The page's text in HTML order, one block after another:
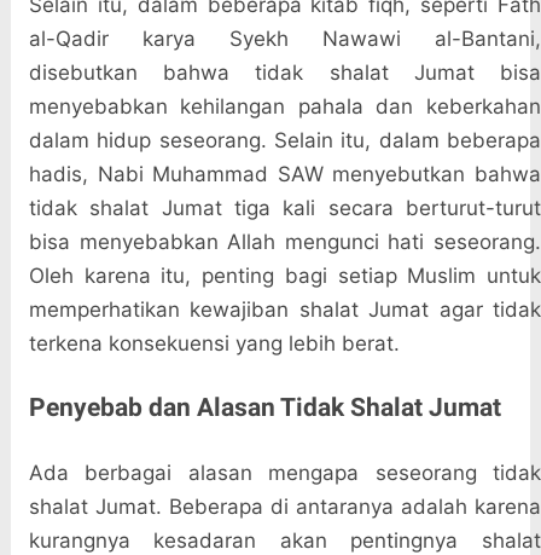
Selain itu, dalam beberapa kitab fiqh, seperti Fath
al-Qadir karya Syekh Nawawi al-Bantani,
disebutkan bahwa tidak shalat Jumat bisa
menyebabkan kehilangan pahala dan keberkahan
dalam hidup seseorang. Selain itu, dalam beberapa
hadis, Nabi Muhammad SAW menyebutkan bahwa
tidak shalat Jumat tiga kali secara berturut-turut
bisa menyebabkan Allah mengunci hati seseorang.
Oleh karena itu, penting bagi setiap Muslim untuk
memperhatikan kewajiban shalat Jumat agar tidak
terkena konsekuensi yang lebih berat.
Penyebab dan Alasan Tidak Shalat Jumat
Ada berbagai alasan mengapa seseorang tidak
shalat Jumat. Beberapa di antaranya adalah karena
kurangnya kesadaran akan pentingnya shalat